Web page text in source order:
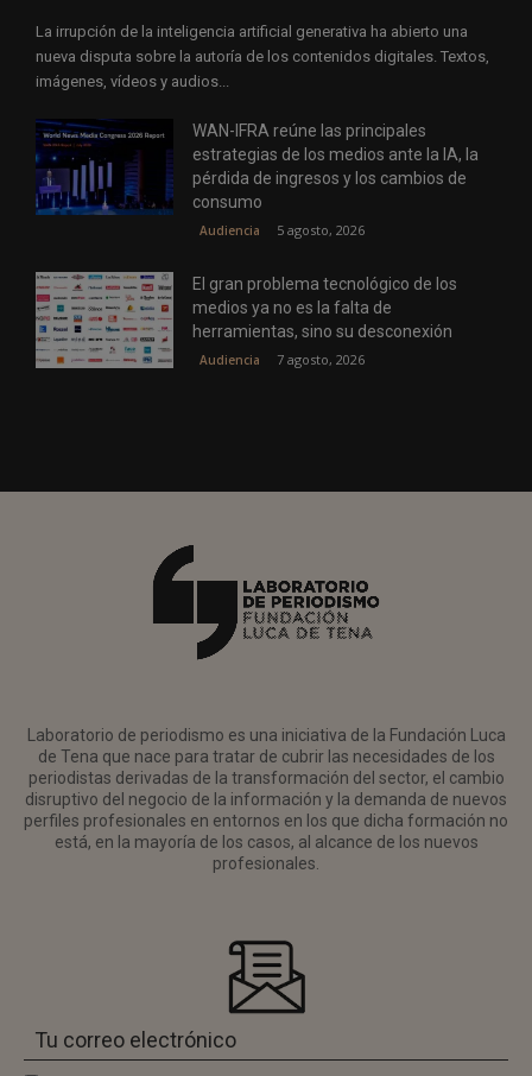
La irrupción de la inteligencia artificial generativa ha abierto una
nueva disputa sobre la autoría de los contenidos digitales. Textos,
imágenes, vídeos y audios...
WAN-IFRA reúne las principales
estrategias de los medios ante la IA, la
pérdida de ingresos y los cambios de
consumo
Audiencia 5 agosto, 2026
El gran problema tecnológico de los
medios ya no es la falta de
herramientas, sino su desconexión
Audiencia 7 agosto, 2026
Laboratorio de periodismo es una iniciativa de la Fundación Luca
de Tena que nace para tratar de cubrir las necesidades de los
periodistas derivadas de la transformación del sector, el cambio
disruptivo del negocio de la información y la demanda de nuevos
perfiles profesionales en entornos en los que dicha formación no
está, en la mayoría de los casos, al alcance de los nuevos
profesionales.